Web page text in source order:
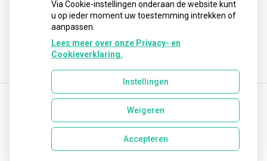
Uw Zorg Online |Beheer
info@vivaldiapotheek.nl
Cookie-instellingen
Via Cookie-instellingen onderaan de website kunt
u op ieder moment uw toestemming intrekken of
aanpassen.
Lees meer over onze Privacy- en
Cookieverklaring.
Instellingen
Weigeren
Accepteren